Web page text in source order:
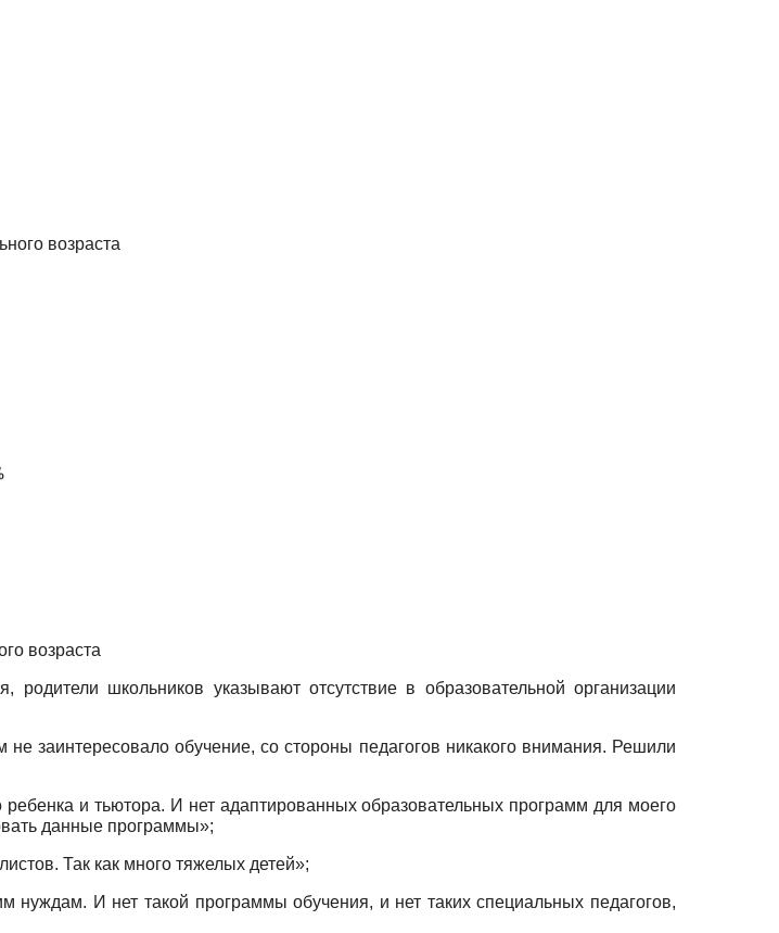
возраста
возраста
школьников указывают отсутствие в образовательной организации
заинтересовало обучение, со стороны педагогов никакого внимания. Решили
и тьютора. И нет адаптированных образовательных программ для моего
данные программы»;
Так как много тяжелых детей»;
нуждам. И нет такой программы обучения, и нет таких специальных педагогов,